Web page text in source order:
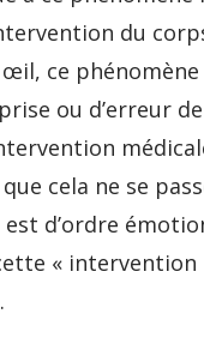
du
œil, ce
ou d’erreur
cela ne se
d’ordre
« intervention